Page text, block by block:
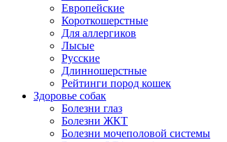
Европейские
Короткошерстные
Для аллергиков
Лысые
Русские
Длинношерстные
Рейтинги пород кошек
Здоровье собак
Болезни глаз
Болезни ЖКТ
Болезни мочеполовой системы